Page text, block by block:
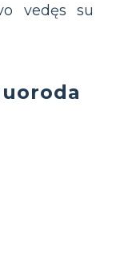
vedęs su